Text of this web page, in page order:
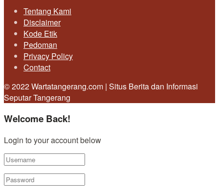
Tentang Kami
Disclaimer
Kode Etik
Pedoman
Privacy Policy
Contact
© 2022 Wartatangerang.com | Situs Berita dan Informasi
Seputar Tangerang
Welcome Back!
Login to your account below